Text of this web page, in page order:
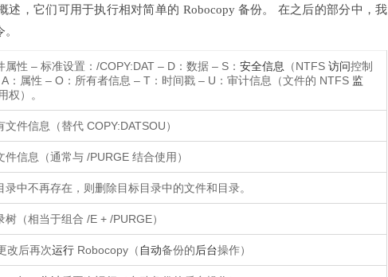
述，它们可用于执行相对简单的 Robocopy 备份。 在之后的部分中，我
属性 – 标准设置：/COPY:DAT – D：数据 – S： 安全信息 （NTFS 访问控制
：属性 – O：所有者信息 – T：时间戳 – U：审计信息（文件的 NTFS 监
权）。
文件信息（替代 COPY:DATSOU）
件信息（通常与 /PURGE 结合使用）
录中不再存在，则删除目标目录中的文件和目录。
树（相当于组合 /E + /PURGE）
改后再次运行Robocopy（ 自动备份的后台操作）